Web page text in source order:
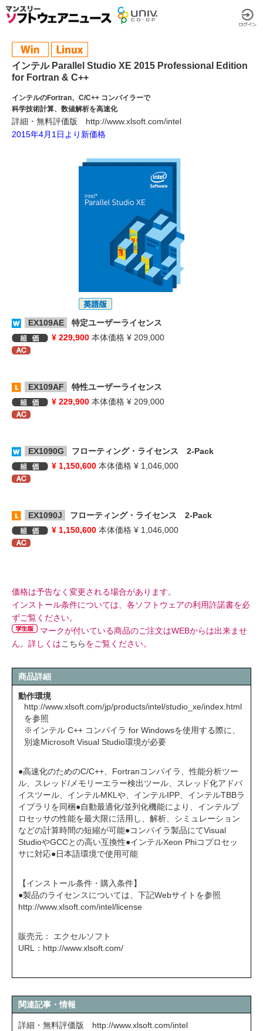
インテル Parallel Studio XE 2015 Professional Edition
for Fortran & C++
インテルのFortran、C/C++ コンバイラーで
科学技術計算、数値解析を高速化
詳細・無料評価版 http://www.xlsoft.com/intel
2015年4月1日より新価格
EX109AE
特定ユーザーライセンス
¥ 229,900 本体価格 ¥ 209,000
EX109AF
特性ユーザーライセンス
¥ 229,900 本体価格 ¥ 209,000
EX1090G
フローティング・ライセンス 2-Pack
¥ 1,150,600 本体価格 ¥ 1,046,000
EX1090J
フローティング・ライセンス 2-Pack
¥ 1,150,600 本体価格 ¥ 1,046,000
価格は予告なく変更される場合があります。
インストール条件については、各ソフトウェアの利用許諾書を必
ずご覧ください。
マークが付いている商品のご注文はWEBからは出来ませ
ん。詳しくはこちらをご覧ください。
商品詳細
動作環境
http://www.xlsoft.com/jp/products/intel/studio_xe/index.html
を参照
※インテル C++ コンパイラ for Windowsを使用する際に、
別途Microsoft Visual Studio環境が必要
●高速化のためのC/C++、Fortranコンパイラ、性能分析ツー
ル、スレッド/メモリーエラー検出ツール、スレッド化アドバ
イスツール、インテルMKLや、インテルIPP、インテルTBBラ
イブラリを同梱●自動最適化/並列化機能により、インテルプ
ロセッサの性能を最大限に活用し、解析、シミュレーション
などの計算時間の短縮が可能●コンパイラ製品にてVisual
StudioやGCCとの高い互換性●インテルXeon Phiコプロセッ
サに対応●日本語環境で使用可能
【インストール条件・購入条件】
●製品のライセンスについては、下記Webサイトを参照
http://www.xlsoft.com/intel/license
販売元： エクセルソフト
URL： http://www.xlsoft.com/
関連記事・情報
詳細・無料評価版 http://www.xlsoft.com/intel